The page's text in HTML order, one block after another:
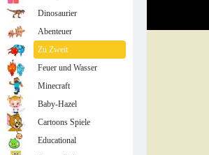
Dinosaurier
Abenteuer
Zu Zweit
Feuer und Wasser
Minecraft
Baby-Hazel
Cartoons Spiele
Educational